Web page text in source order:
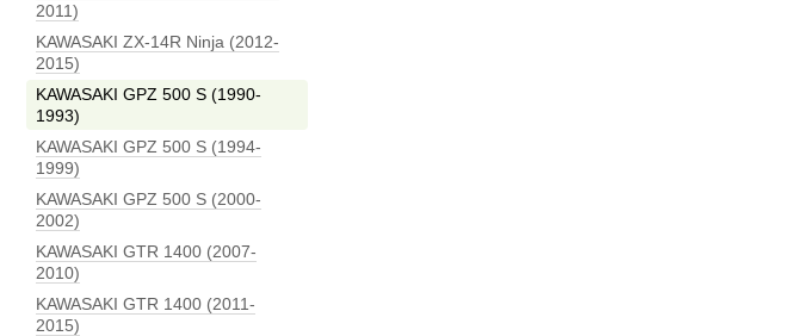
2011)
KAWASAKI ZX-14R Ninja (2012-
2015)
KAWASAKI GPZ 500 S (1990-
1993)
KAWASAKI GPZ 500 S (1994-
1999)
KAWASAKI GPZ 500 S (2000-
2002)
KAWASAKI GTR 1400 (2007-
2010)
KAWASAKI GTR 1400 (2011-
2015)